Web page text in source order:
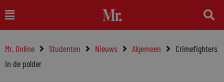
naar
inhoud
Main
Menu
Mr. Online Studenten Nieuws Algemeen
Crimefighters
in de polder